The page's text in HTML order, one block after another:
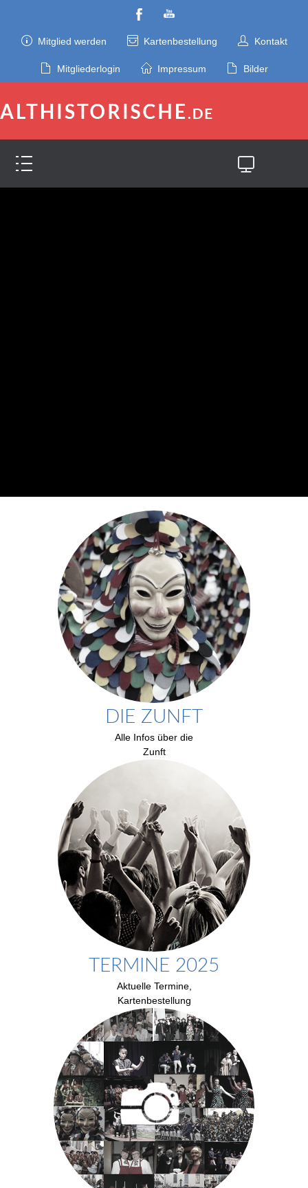
Mitglied werden Kartenbestellung Kontakt
Mitgliederlogin Impressum Bilder
DIE ZUNFT
Alle Infos über die
Zunft
TERMINE 2025
Aktuelle Termine,
Kartenbestellung